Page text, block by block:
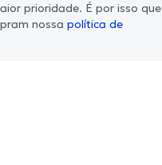
prioridade. É por isso que
nossa política de